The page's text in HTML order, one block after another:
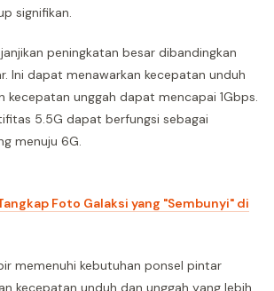
signifikan.
peningkatan besar dibandingkan
Ini dapat menawarkan kecepatan unduh
kecepatan unggah dapat mencapai 1Gbps.
5.5G dapat berfungsi sebagai
menuju 6G.
Foto Galaksi yang "Sembunyi" di
memenuhi kebutuhan ponsel pintar
kecepatan unduh dan unggah yang lebih